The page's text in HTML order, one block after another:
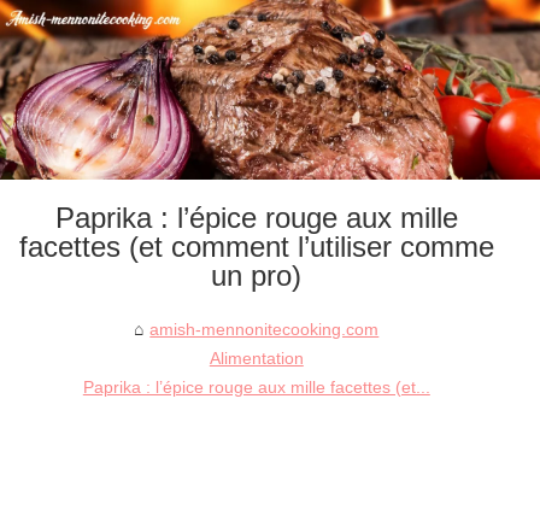
Paprika : l’épice rouge aux mille
facettes (et comment l’utiliser comme
un pro)
amish-mennonitecooking.com
Alimentation
Paprika : l’épice rouge aux mille facettes (et...